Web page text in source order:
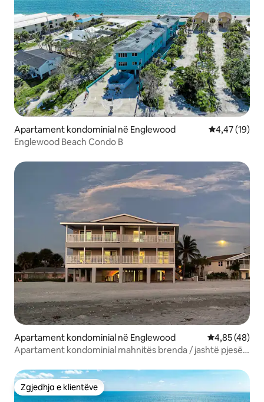
Apartament kondominial në Englewood Vlerësimi
4,47 (19)
Englewood Beach Condo B
Apartament kondominial në Englewood Vlerësimi
4,85 (48)
Apartament kondominial mahnitës brenda / jashtë pjesës
Zgjedhja e klientëve
Zgjedhja e klientëve